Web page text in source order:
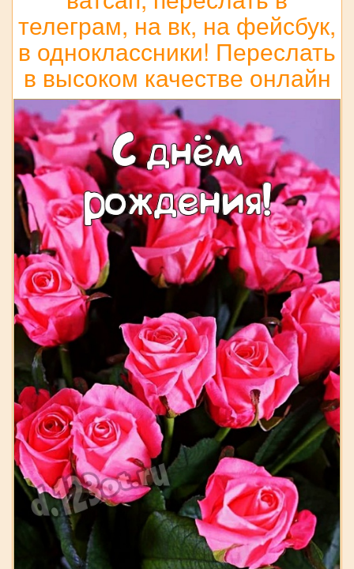
телеграм, на вк, на фейсбук,
в одноклассники! Переслать
в высоком качестве онлайн